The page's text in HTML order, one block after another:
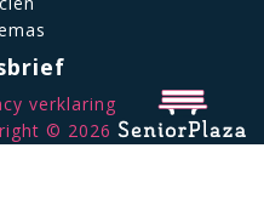
verklaring
© 2026